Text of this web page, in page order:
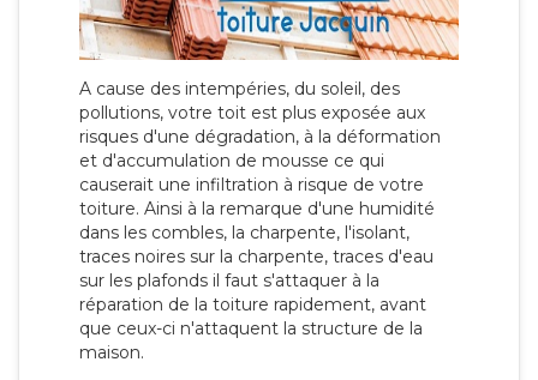
A cause des intempéries, du soleil, des
pollutions, votre toit est plus exposée aux
risques d'une dégradation, à la déformation
et d'accumulation de mousse ce qui
causerait une infiltration à risque de votre
toiture. Ainsi à la remarque d'une humidité
dans les combles, la charpente, l'isolant,
traces noires sur la charpente, traces d'eau
sur les plafonds il faut s'attaquer à la
réparation de la toiture rapidement, avant
que ceux-ci n'attaquent la structure de la
maison.